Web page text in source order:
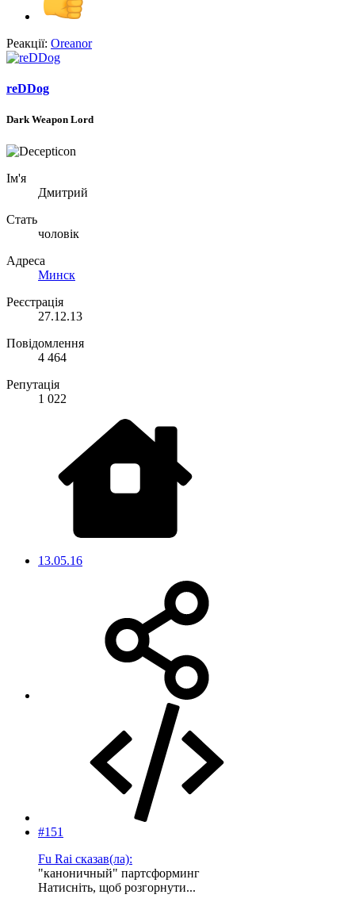
Реакції: Oreanor
reDDog
Dark Weapon Lord
Ім'я
Дмитрий
Стать
чоловік
Адреса
Минск
Реєстрація
27.12.13
Повідомлення
4 464
Репутація
1 022
13.05.16
#151
Fu Rai сказав(ла):
"каноничный" партсформинг
Натисніть, щоб розгорнути...